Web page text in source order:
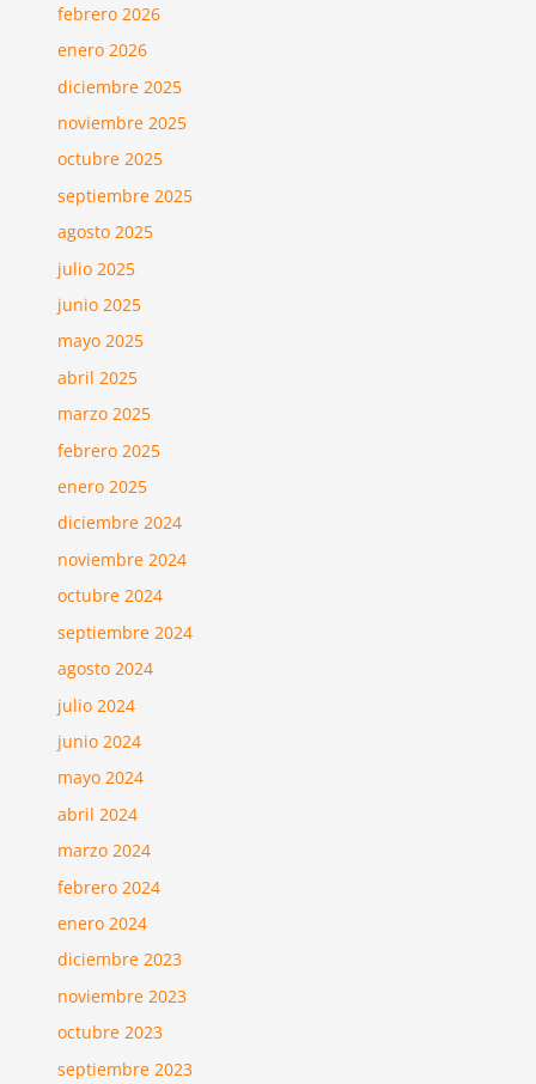
febrero 2026
enero 2026
diciembre 2025
noviembre 2025
octubre 2025
septiembre 2025
agosto 2025
julio 2025
junio 2025
mayo 2025
abril 2025
marzo 2025
febrero 2025
enero 2025
diciembre 2024
noviembre 2024
octubre 2024
septiembre 2024
agosto 2024
julio 2024
junio 2024
mayo 2024
abril 2024
marzo 2024
febrero 2024
enero 2024
diciembre 2023
noviembre 2023
octubre 2023
septiembre 2023